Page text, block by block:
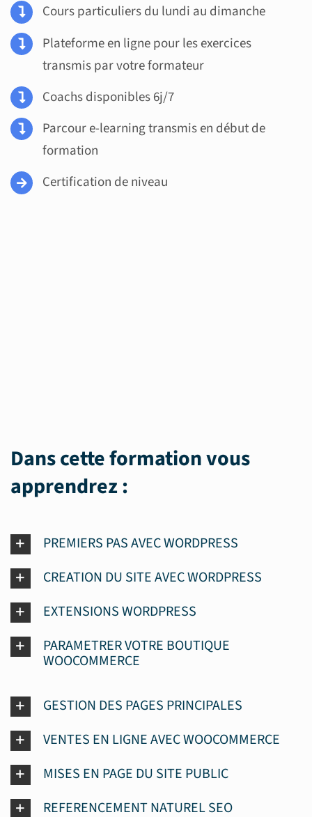
Cours particuliers du lundi au dimanche
Plateforme en ligne pour les exercices
transmis par votre formateur
Coachs disponibles 6j/7
Parcour e-learning transmis en début de
formation
Certification de niveau
Dans cette formation vous
apprendrez :
PREMIERS PAS AVEC WORDPRESS
CREATION DU SITE AVEC WORDPRESS
EXTENSIONS WORDPRESS
PARAMETRER VOTRE BOUTIQUE
WOOCOMMERCE
GESTION DES PAGES PRINCIPALES
VENTES EN LIGNE AVEC WOOCOMMERCE
MISES EN PAGE DU SITE PUBLIC
REFERENCEMENT NATUREL SEO